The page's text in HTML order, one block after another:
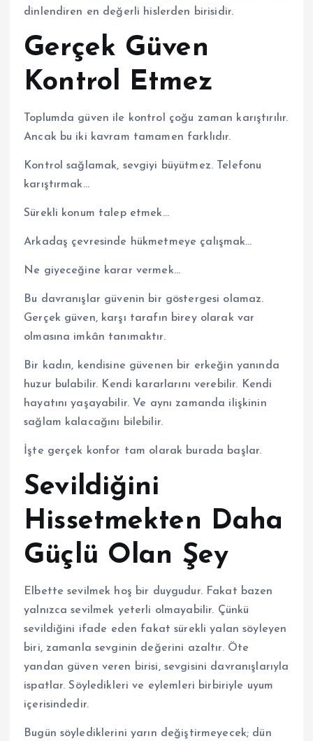
dinlendiren en değerli hislerden birisidir.
Gerçek Güven
Kontrol Etmez
Toplumda güven ile kontrol çoğu zaman karıştırılır.
Ancak bu iki kavram tamamen farklıdır.
Kontrol sağlamak, sevgiyi büyütmez. Telefonu
karıştırmak…
Sürekli konum talep etmek…
Arkadaş çevresinde hükmetmeye çalışmak…
Ne giyeceğine karar vermek…
Bu davranışlar güvenin bir göstergesi olamaz.
Gerçek güven, karşı tarafın birey olarak var
olmasına imkân tanımaktır.
Bir kadın, kendisine güvenen bir erkeğin yanında
huzur bulabilir. Kendi kararlarını verebilir. Kendi
hayatını yaşayabilir. Ve aynı zamanda ilişkinin
sağlam kalacağını bilebilir.
İşte gerçek konfor tam olarak burada başlar.
Sevildiğini
Hissetmekten Daha
Güçlü Olan Şey
Elbette sevilmek hoş bir duygudur. Fakat bazen
yalnızca sevilmek yeterli olmayabilir. Çünkü
sevildiğini ifade eden fakat sürekli yalan söyleyen
biri, zamanla sevginin değerini azaltır. Öte
yandan güven veren birisi, sevgisini davranışlarıyla
ispatlar. Söyledikleri ve eylemleri birbiriyle uyum
içerisindedir.
Bugün söylediklerini yarın değiştirmeyecek; dün